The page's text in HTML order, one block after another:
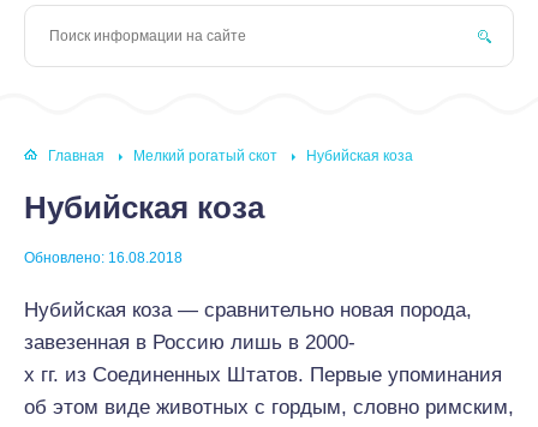
Главная Мелкий рогатый скот Нубийская коза
Нубийская коза
Обновлено: 16.08.2018
Нубийская коза — сравнительно новая порода,
завезенная в Россию лишь в 2000-
х гг. из Соединенных Штатов. Первые упоминания
об этом виде животных с гордым, словно римским,